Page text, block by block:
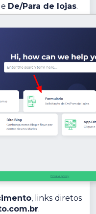
De/Para de lojas.
, links diretos
.